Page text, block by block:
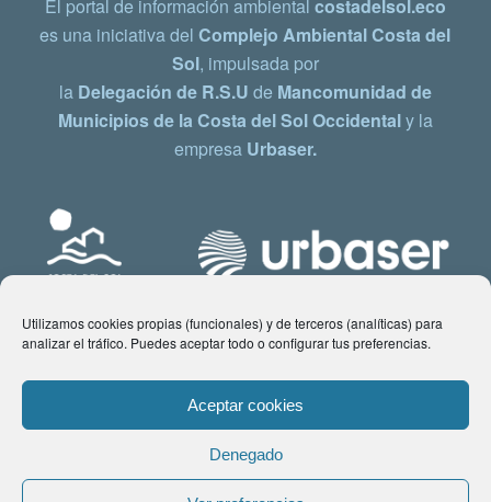
Utilizamos cookies propias (funcionales) y de terceros (analíticas) para
analizar el tráfico. Puedes aceptar todo o configurar tus preferencias.
Aceptar cookies
Denegado
El portal de información ambiental costadelsol.eco
es una iniciativa delComplejo Ambiental Costa del
Sol, impulsada por
la Delegación de R.S.U de Mancomunidad de
Municipios de la Costa del Sol Occidentaly la
empresa Urbaser.
© Copyright 2021 www.costadelsol.eco. Todos los derechos reservados |